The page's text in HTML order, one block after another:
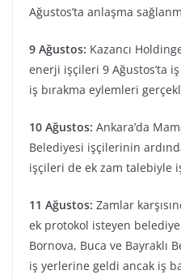
Ağustos’ta anlaşma
9 Ağustos: Kazancı
enerji işçileri 9 Ağustos’ta
iş bırakma eylemleri
10 Ağustos: Ankara’da
Belediyesi işçilerinin
işçileri de ek zam talebiyle
11 Ağustos: Zamlar
ek protokol isteyen belediye
Bornova, Buca ve Bayraklı
iş yerlerine geldi ancak iş